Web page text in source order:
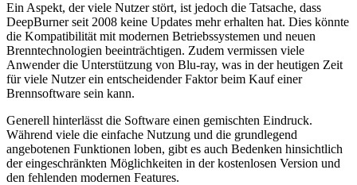
Ein Aspekt, der viele Nutzer stört, ist jedoch die Tatsache, dass
DeepBurner seit 2008 keine Updates mehr erhalten hat. Dies könnte
die Kompatibilität mit modernen Betriebssystemen und neuen
Brenntechnologien beeinträchtigen. Zudem vermissen viele
Anwender die Unterstützung von Blu-ray, was in der heutigen Zeit
für viele Nutzer ein entscheidender Faktor beim Kauf einer
Brennsoftware sein kann.
Generell hinterlässt die Software einen gemischten Eindruck.
Während viele die einfache Nutzung und die grundlegend
angebotenen Funktionen loben, gibt es auch Bedenken hinsichtlich
der eingeschränkten Möglichkeiten in der kostenlosen Version und
den fehlenden modernen Features.